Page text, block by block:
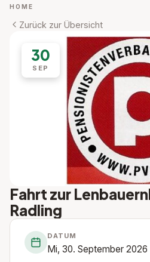
HOME
Zurück zur Übersicht
30
SEP
Fahrt zur
Radling
DATUM
Mi, 30. September 2026